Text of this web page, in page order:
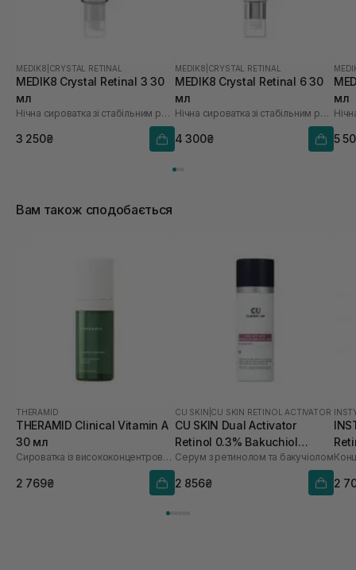
MEDIK8 CRYSTAL RETINAL
MEDIK8 Crystal Retinal 3 30
мл
Нічна сироватка зі стабільним ретиналем 0.03%
3 250₴
MEDIK8 CRYSTAL RETINAL
MEDIK8 Crystal Retinal 6 30
мл
Нічна сироватка зі стабільним ретиналем 0,06%
4 300₴
мл
5
Вам також сподобається
THERAMID
THERAMID Clinical Vitamin A
30 мл
Сироватка із висококонцентрованим вітаміном A
2 769₴
CU SKIN CU SKIN RETINOL ACTIVATOR
CU SKIN Dual Activator
Retinol 0.3% Bakuchiol
0.75% 30 мл
Серум з ретинолом та бакучіолом
2 856₴ 2